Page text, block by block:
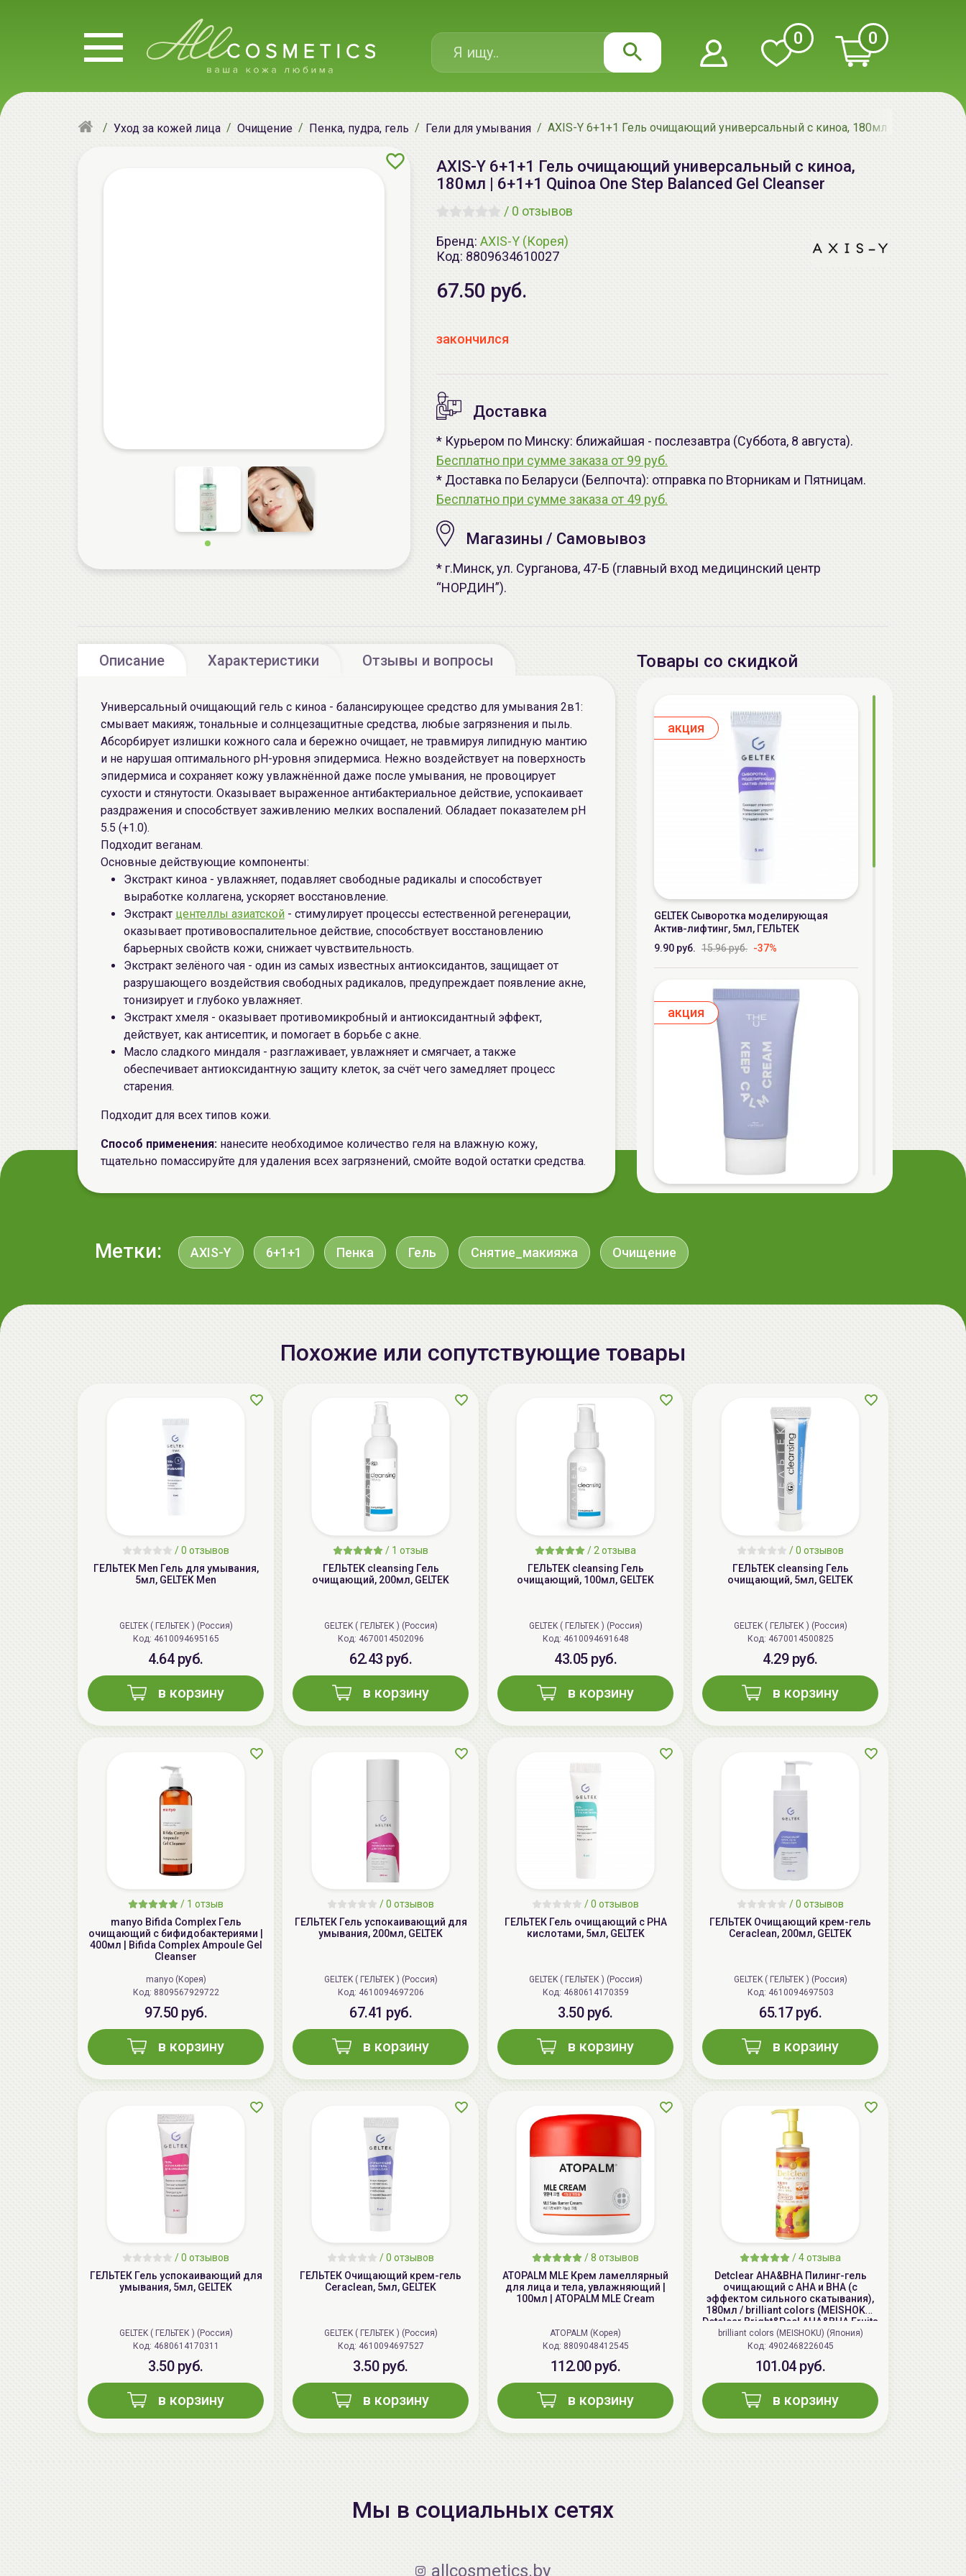
0 0
Уход за кожей лица Очищение Пенка, пудра, гель Гели для умывания AXIS-Y 6+1+1 Гель очищающий универсальный с киноа, 180мл | 6+1+1 Quinoa
AXIS-Y 6+1+1 Гель очищающий универсальный с киноа,
180мл | 6+1+1 Quinoa One Step Balanced Gel Cleanser
/ 0 отзывов
Бренд: AXIS-Y (Корея)
Код: 8809634610027
67.50 руб.
закончился
Доставка
* Курьером по Минску: ближайшая - послезавтра (Суббота, 8 августа).
Бесплатно при сумме заказа от 99 руб.
* Доставка по Беларуси (Белпочта): отправка по Вторникам и Пятницам.
Бесплатно при сумме заказа от 49 руб.
Магазины / Самовывоз
* г.Минск, ул. Сурганова, 47-Б (главный вход медицинский центр
“НОРДИН”).
Описание Характеристики Отзывы и вопросы
Универсальный очищающий гель с киноа - балансирующее средство для умывания 2в1:
смывает макияж, тональные и солнцезащитные средства, любые загрязнения и пыль.
Абсорбирует излишки кожного сала и бережно очищает, не травмируя липидную мантию
и не нарушая оптимального pH-уровня эпидермиса. Нежно воздействует на поверхность
эпидермиса и сохраняет кожу увлажнённой даже после умывания, не провоцирует
сухости и стянутости. Оказывает выраженное антибактериальное действие, успокаивает
раздражения и способствует заживлению мелких воспалений. Обладает показателем pH
5.5 (+1.0).
Подходит веганам.
Основные действующие компоненты:
Экстракт киноа - увлажняет, подавляет свободные радикалы и способствует
выработке коллагена, ускоряет восстановление.
Экстракт центеллы азиатской - стимулирует процессы естественной регенерации,
оказывает противовоспалительное действие, способствует восстановлению
барьерных свойств кожи, снижает чувствительность.
Экстракт зелёного чая - один из самых известных антиоксидантов, защищает от
разрушающего воздействия свободных радикалов, предупреждает появление акне,
тонизирует и глубоко увлажняет.
Экстракт хмеля - оказывает противомикробный и антиоксидантный эффект,
действует, как антисептик, и помогает в борьбе с акне.
Масло сладкого миндаля - разглаживает, увлажняет и смягчает, а также
обеспечивает антиоксидантную защиту клеток, за счёт чего замедляет процесс
старения.
Подходит для всех типов кожи.
Способ применения: нанесите необходимое количество геля на влажную кожу,
тщательно помассируйте для удаления всех загрязнений, смойте водой остатки средства.
Товары со скидкой
aкция
GELTEK Сыворотка моделирующая
Актив-лифтинг, 5мл, ГЕЛЬТЕК
9.90 руб. 15.96 руб. -37%
aкция
ГЕЛЬТЕК cleansing Маска энзимная
-52%
AiliCode Восстанавливающий крем-
пилинг для лица, 50мл
Метки: AXIS-Y 6+1+1 Пенка Гель Снятие_макияжа Очищение
Похожие или сопутствующие товары
/0 отзывов
ГЕЛЬТЕК Men Гель для умывания,
5мл, GELTEK Men
GELTEK ( ГЕЛЬТЕК ) (Россия)
Код: 4610094695165
4.64 руб.
в корзину
/ 1 отзыв
ГЕЛЬТЕК cleansing Гель
очищающий, 200мл, GELTEK
GELTEK ( ГЕЛЬТЕК ) (Россия)
Код: 4670014502096
62.43 руб.
в корзину
/ 2 отзыва
ГЕЛЬТЕК cleansing Гель
очищающий, 100мл, GELTEK
GELTEK ( ГЕЛЬТЕК ) (Россия)
Код: 4610094691648
43.05 руб.
в корзину
/0 отзывов
ГЕЛЬТЕК cleansing Гель
очищающий, 5мл, GELTEK
GELTEK ( ГЕЛЬТЕК ) (Россия)
Код: 4670014500825
4.29 руб.
в корзину
/ 1 отзыв
manyo Bifida Complex Гель
очищающий с бифидобактериями |
400мл | Bifida Complex Ampoule Gel
Cleanser
manyo (Корея)
Код: 8809567929722
97.50 руб.
в корзину
/0 отзывов
ГЕЛЬТЕК Гель успокаивающий для
умывания, 200мл, GELTEK
GELTEK ( ГЕЛЬТЕК ) (Россия)
Код: 4610094697206
67.41 руб.
в корзину
/0 отзывов
ГЕЛЬТЕК Гель очищающий с PHA
кислотами, 5мл, GELTEK
GELTEK ( ГЕЛЬТЕК ) (Россия)
Код: 4680614170359
3.50 руб.
в корзину
/0 отзывов
ГЕЛЬТЕК Очищающий крем-гель
Ceraclean, 200мл, GELTEK
GELTEK ( ГЕЛЬТЕК ) (Россия)
Код: 4610094697503
65.17 руб.
в корзину
/0 отзывов
ГЕЛЬТЕК Гель успокаивающий для
умывания, 5мл, GELTEK
GELTEK ( ГЕЛЬТЕК ) (Россия)
Код: 4680614170311
3.50 руб.
в корзину
/0 отзывов
ГЕЛЬТЕК Очищающий крем-гель
Ceraclean, 5мл, GELTEK
GELTEK ( ГЕЛЬТЕК ) (Россия)
Код: 4610094697527
3.50 руб.
в корзину
/8 отзывов
ATOPALM MLE Крем ламеллярный
для лица и тела, увлажняющий |
100мл | ATOPALM MLE Cream
ATOPALM (Корея)
Код: 8809048412545
112.00 руб.
в корзину
/4 отзыва
Detclear AHA&BHA Пилинг-гель
очищающий с AHA и BHA (с
эффектом сильного скатывания),
180мл / brilliant colors (MEISHOKU)
Detclear Bright&Peel AHA&BHA Fruits
Peeling Jelly
brilliant colors (MEISHOKU) (Япония)
Код: 4902468226045
101.04 руб.
в корзину
Мы в социальных сетях
allcosmetics.by